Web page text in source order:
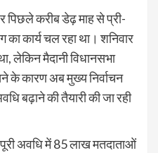
पिछले करीब डेढ़ माह से प्री-
कार्य चल रहा था। शनिवार
लेकिन मैदानी विधानसभा
के कारण अब मुख्य निर्वाचन
बढ़ाने की तैयारी की जा रही
अवधि में 85 लाख मतदाताओं